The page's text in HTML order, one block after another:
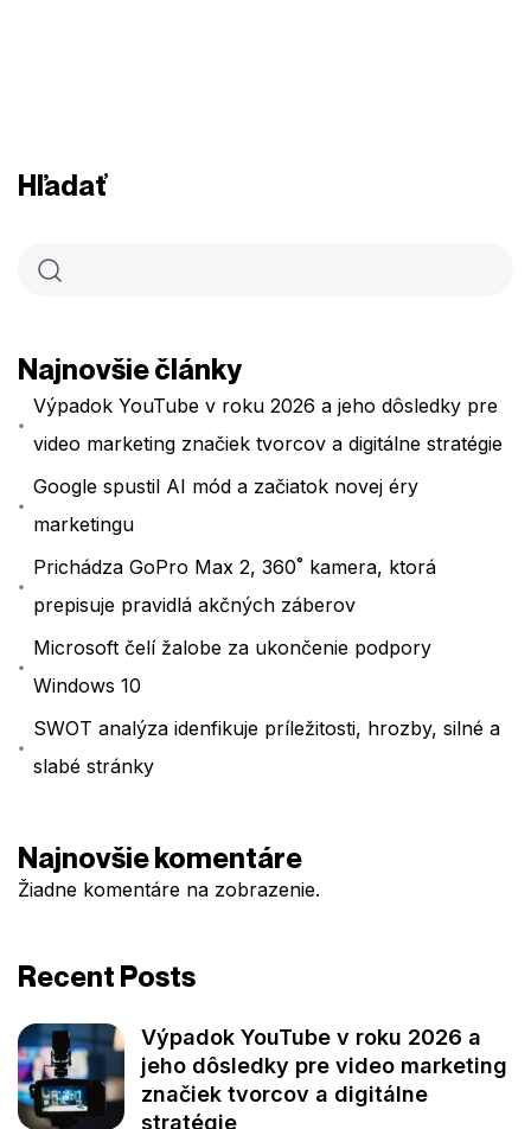
Hľadať
Najnovšie články
Výpadok YouTube v roku 2026 a jeho dôsledky pre
video marketing značiek tvorcov a digitálne stratégie
Google spustil AI mód a začiatok novej éry
marketingu
Prichádza GoPro Max 2, 360˚ kamera, ktorá
prepisuje pravidlá akčných záberov
Microsoft čelí žalobe za ukončenie podpory
Windows 10
SWOT analýza idenfikuje príležitosti, hrozby, silné a
slabé stránky
Najnovšie komentáre
Žiadne komentáre na zobrazenie.
Recent Posts
Výpadok YouTube v roku 2026 a
jeho dôsledky pre video marketing
značiek tvorcov a digitálne
stratégie